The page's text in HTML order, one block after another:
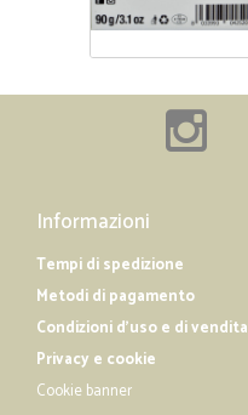
Informazioni
Tempi di spedizione
Metodi di pagamento
Condizioni d'uso e di vendita
Privacy e cookie
Cookie banner